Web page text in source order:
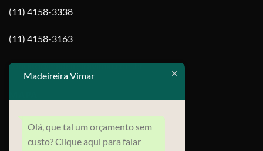
(11) 4158-3338
(11) 4158-3163
contato@madeireiravimar.com.br
Madeireira Vimar
Olá, que tal um orçamento sem
custo? Clique aqui para falar